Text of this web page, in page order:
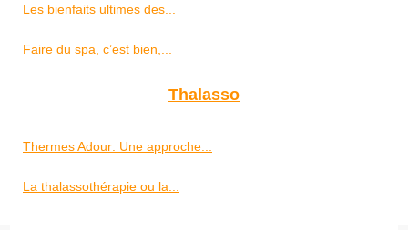
Les bienfaits ultimes des...
Faire du spa, c’est bien,...
Thalasso
Thermes Adour: Une approche...
La thalassothérapie ou la...